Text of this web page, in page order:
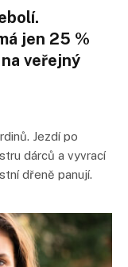
jen 25 %
veřejný
Jezdí po
dárců a vyvrací
dřeně panují.